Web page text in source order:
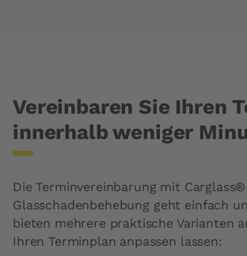
Vereinbaren Sie Ihren
innerhalb weniger
Die Terminvereinbarung mit
Glasschadenbehebung geht einfach
bieten mehrere praktische Varianten
Ihren Terminplan anpassen lassen: